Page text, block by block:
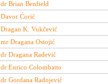
dr Brian Benfield
Davor Ćorić
Dragan K. Vukčević
mr Dragana Ostojić
dr Dragana Radević
dr Enrico Colombatto
dr Gordana Radojević